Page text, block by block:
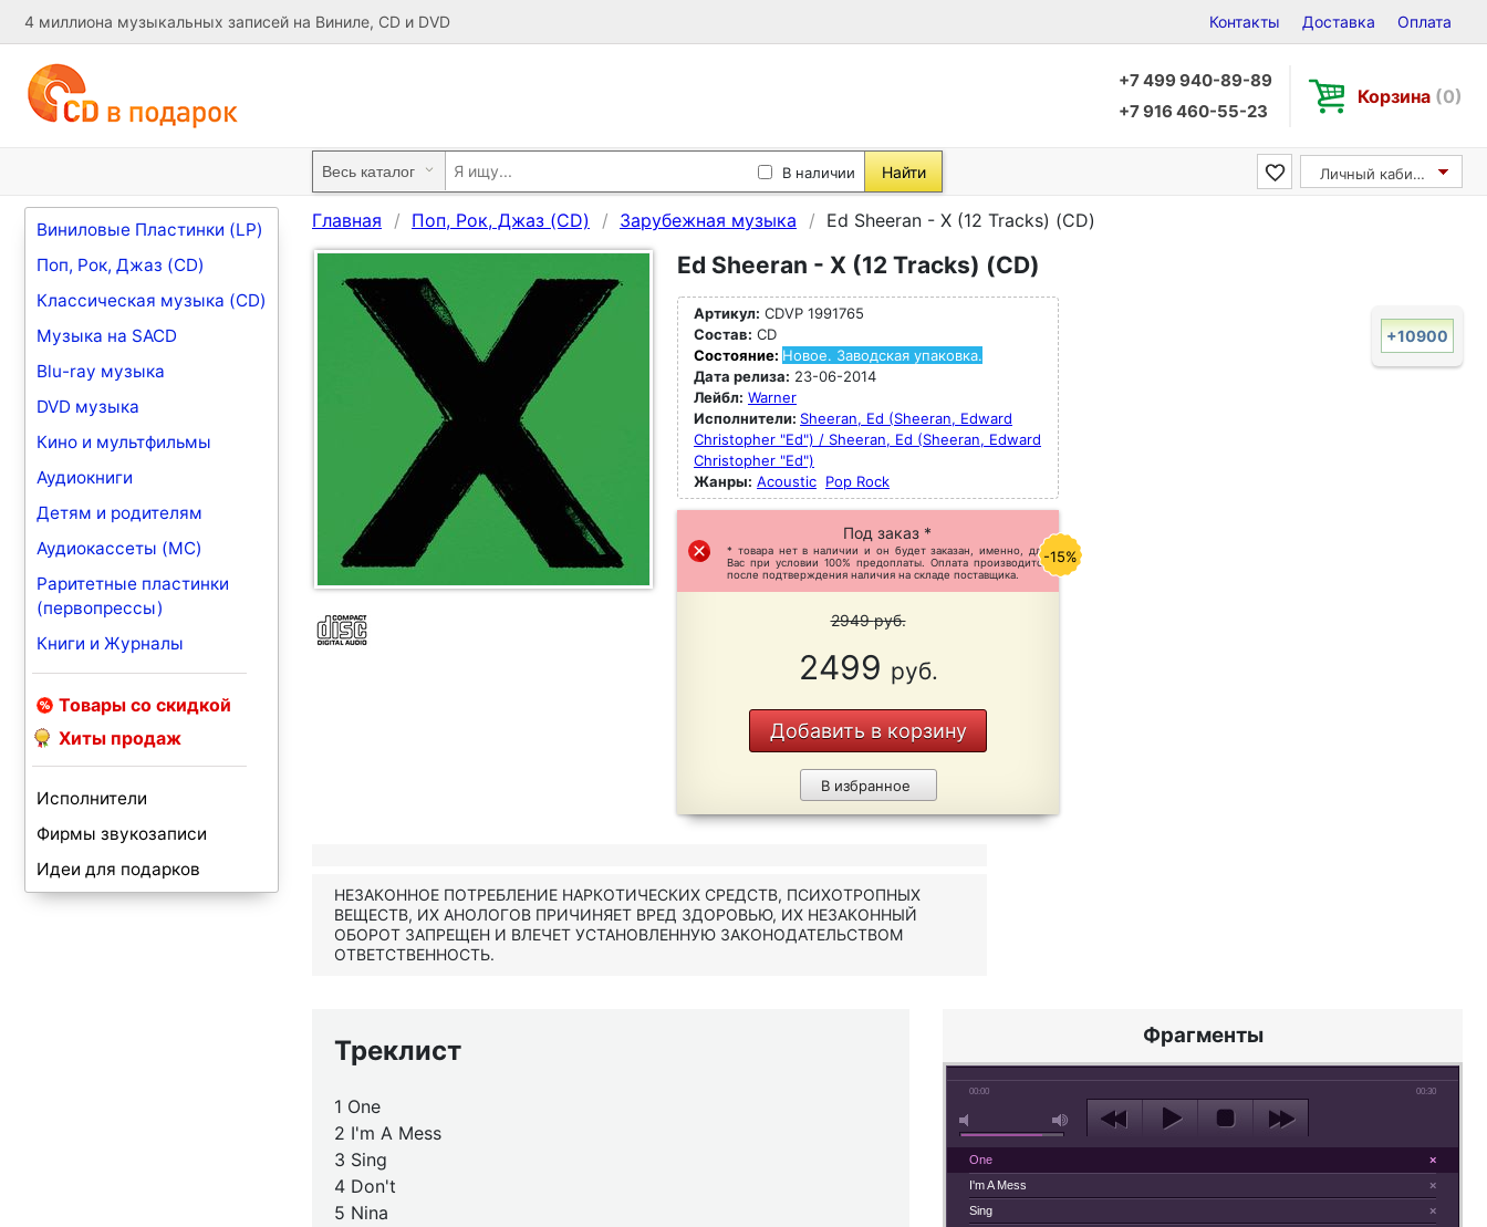
4 миллиона музыкальных записей на Виниле, CD и DVD Контакты Доставка Оплата
+7 499 940-89-89
+7 916 460-55-23
Корзина (0)
В наличии Найти Личный кабинет
Виниловые Пластинки (LP)
Поп, Рок, Джаз (CD)
Классическая музыка (CD)
Музыка на SACD
Blu-ray музыка
DVD музыка
Кино и мультфильмы
Аудиокниги
Детям и родителям
Аудиокассеты (MC)
Раритетные пластинки
(первопрессы)
Книги и Журналы
Товары со скидкой
Хиты продаж
Исполнители
Фирмы звукозаписи
Идеи для подарков
Главная Поп, Рок, Джаз (CD) Зарубежная музыка Ed Sheeran - X (12 Tracks) (CD)
Ed Sheeran - X (12 Tracks) (CD)
Артикул: CDVP 1991765
Состав: CD
Состояние: Новое. Заводская упаковка.
Дата релиза: 23-06-2014
Лейбл: Warner
Исполнители: Sheeran, Ed (Sheeran, Edward
Christopher "Ed") / Sheeran, Ed (Sheeran, Edward
Christopher "Ed")
Жанры: Acoustic Pop Rock
Под заказ *
* товара нет в наличии и он будет заказан, именно, для
Вас при условии 100% предоплаты. Оплата производится
после подтверждения наличия на складе поставщика.
2949руб.
2499 руб.
Добавить в корзину
В избранное
-15%
+10900
НЕЗАКОННОЕ ПОТРЕБЛЕНИЕ НАРКОТИЧЕСКИХ СРЕДСТВ, ПСИХОТРОПНЫХ
ВЕЩЕСТВ, ИХ АНОЛОГОВ ПРИЧИНЯЕТ ВРЕД ЗДОРОВЬЮ, ИХ НЕЗАКОННЫЙ
ОБОРОТ ЗАПРЕЩЕН И ВЛЕЧЕТ УСТАНОВЛЕННУЮ ЗАКОНОДАТЕЛЬСТВОМ
ОТВЕТСТВЕННОСТЬ.
Треклист
1 One
2 I'm A Mess
3 Sing
4 Don't
5 Nina
Фрагменты
00:00 00:30
×
One
×
I'm A Mess
×
Sing